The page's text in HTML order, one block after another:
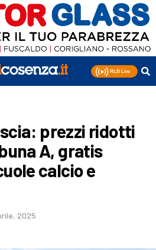
prezzi ridotti
A, gratis
calcio e
2025